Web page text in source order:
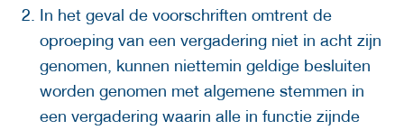
In het geval de voorschriften omtrent de
oproeping van een vergadering niet in acht zijn
genomen, kunnen niettemin geldige besluiten
worden genomen met algemene stemmen in
een vergadering waarin alle in functie zijnde